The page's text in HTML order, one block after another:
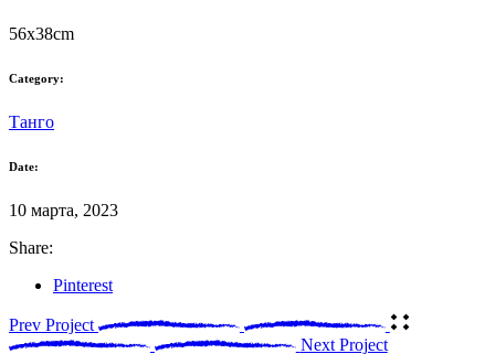
56x38cm
Category:
Танго
Date:
10 марта, 2023
Share:
Pinterest
Prev Project
Next Project